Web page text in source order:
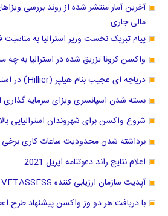
مالی جاری
پیام تبریک نخست وزیر استرالیا به
واکسن کرونا تزریق شده در استرالیا به چه
دریاچه ا‌ی عجیب بنام هیلیِر (Hillier) در استرالیا
بسته شدن اسپانسری ویزای سرمایه گذاری
شروع واکسن برای شهروندان استرالیایی بالای 50
برداشته شدن محدودیت ساعات کاری برخی
اعلام نتایج راند دعوتنامه اپریل 2021
آپدیت سازمان ارزیابی کننده VETASSESS در مورد مدارک درخواستی
با دریافت هر دو وز واکسن پیشنهاد طرح